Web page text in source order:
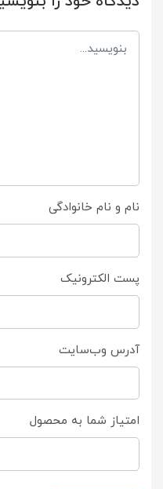
نام و نام خانوادگی
پست الکترونیک
آدرس وب‌سایت
امتیاز شما به محصول